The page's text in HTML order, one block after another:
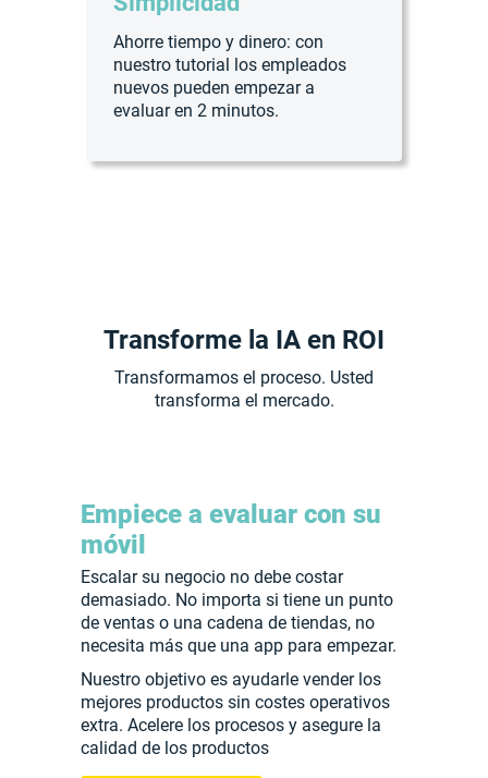
Ahorre tiempo y dinero: сon
nuestro tutorial los empleados
nuevos pueden empezar a
evaluar en 2 minutos.
Transforme la IA en ROI
Transformamos el proceso. Usted
transforma el mercado.
Empiece a evaluar con su
móvil
Escalar su negocio no debe costar
demasiado. No importa si tiene un punto
de ventas o una cadena de tiendas, no
necesita más que una app para empezar.
Nuestro objetivo es ayudarle vender los
mejores productos sin costes operativos
extra. Acelere los procesos y asegure la
calidad de los productos